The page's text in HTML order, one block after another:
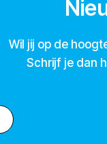
Wil jij op de
Schrijf je dan